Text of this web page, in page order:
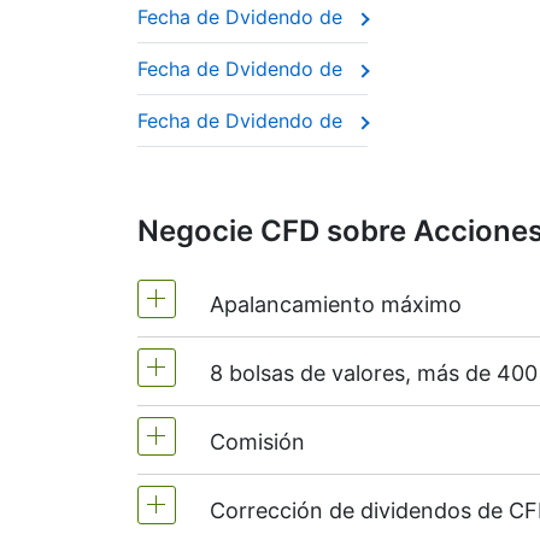
A estas empresas se las suele llamar
año tras año.
Si usted vende (posición corta) un
Este ajuste garantiza que el precio del
Fecha de Dvidendo de
Fecha de Dvidendo de
Fecha de Dvidendo de
Negocie CFD sobre
Apalancamiento máximo
MT4 y MT5 - 1:20 (margen 5%)
NetTradeX - el apalancamiento
8 bolsas de valores, más de
Ofrecemos más de 400 CFD en las
(Australia),TSX(Canadá),HKEx
Comisión
A partir del 0.1% del volumen de la
Corrección de dividendos de